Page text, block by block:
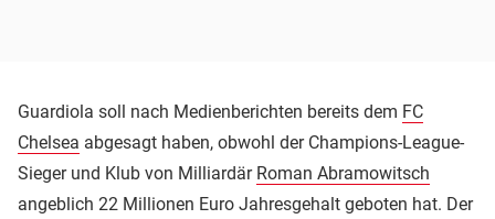
Guardiola soll nach Medienberichten bereits dem FC
Chelsea abgesagt haben, obwohl der Champions-League-
Sieger und Klub von Milliardär Roman Abramowitsch
angeblich 22 Millionen Euro Jahresgehalt geboten hat. Der